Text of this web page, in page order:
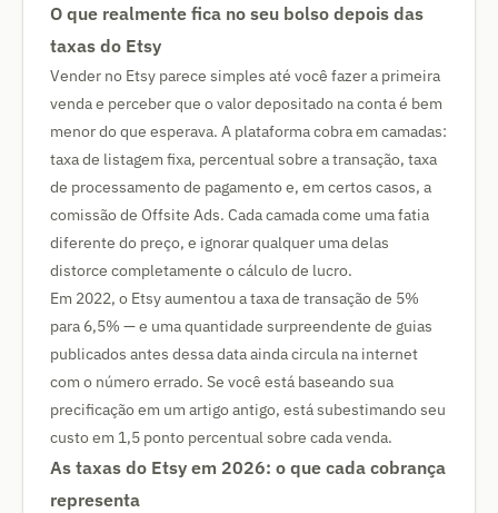
O que realmente fica no seu bolso depois das
taxas do Etsy
Vender no Etsy parece simples até você fazer a primeira
venda e perceber que o valor depositado na conta é bem
menor do que esperava. A plataforma cobra em camadas:
taxa de listagem fixa, percentual sobre a transação, taxa
de processamento de pagamento e, em certos casos, a
comissão de Offsite Ads. Cada camada come uma fatia
diferente do preço, e ignorar qualquer uma delas
distorce completamente o cálculo de lucro.
Em 2022, o Etsy aumentou a taxa de transação de 5%
para 6,5% — e uma quantidade surpreendente de guias
publicados antes dessa data ainda circula na internet
com o número errado. Se você está baseando sua
precificação em um artigo antigo, está subestimando seu
custo em 1,5 ponto percentual sobre cada venda.
As taxas do Etsy em 2026: o que cada cobrança
representa